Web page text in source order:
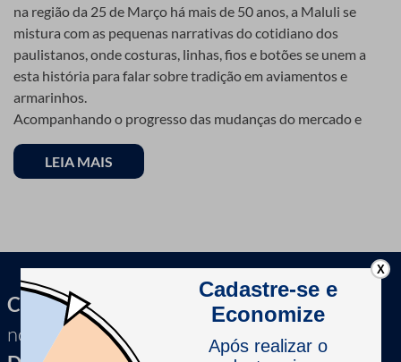
na região da 25 de Março há mais de 50 anos, a Maluli se
mistura com as pequenas narrativas do cotidiano dos
paulistanos, onde costuras, linhas, fios e botões se unem a
esta história para falar sobre tradição em aviamentos e
armarinhos.
Acompanhando o progresso das mudanças do mercado e
crescimento expansivo de seus clientes, a empresa hoje é
uma das maiores referências em loja de armarinhos, tanto no
varejo como no atacado. Além disso, sua loja virtual é uma
Referência em armarinhos e aviamentos
Sempre alinhada com o que há de melhor e atenta às
necessidades de seus clientes, que buscam materiais de
qualidade para o seu trabalho, a Maluli hoje conta com
LEIA MAIS
Cadastre-se e receba
novidades, dicas &
X